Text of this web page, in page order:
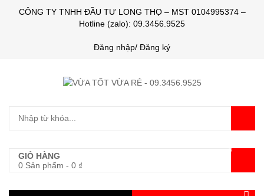
CÔNG TY TNHH ĐẦU TƯ LONG THỌ – MST 0104995374 –
Hotline (zalo): 09.3456.9525
Đăng nhập/ Đăng ký
GIỎ HÀNG
0 Sản phẩm - 0 ₫
0